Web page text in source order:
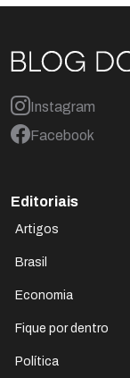
Instagram
Facebook
Editoriais
Artigos
Brasil
Economia
Fique por dentro
Política